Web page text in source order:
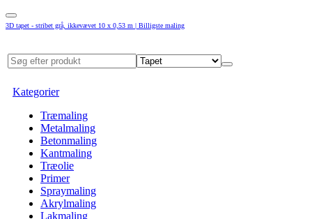
3D tapet - stribet grå, ikkevævet 10 x 0,53 m | Billigste maling
Kategorier
Træmaling
Metalmaling
Betonmaling
Kantmaling
Træolie
Primer
Spraymaling
Akrylmaling
Lakmaling